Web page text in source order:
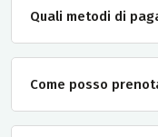
Quali metodi di
Come posso